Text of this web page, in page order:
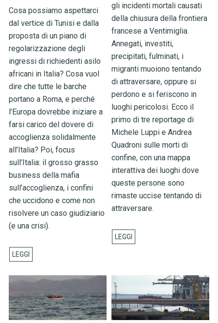
Cosa possiamo aspettarci
dal vertice di Tunisi e dalla
proposta di un piano di
regolarizzazione degli
ingressi di richiedenti asilo
africani in Italia? Cosa vuol
dire che tutte le barche
portano a Roma, e perché
l’Europa dovrebbe iniziare a
farsi carico del dovere di
accoglienza solidalmente
all’Italia? Poi, focus
sull’Italia: il grosso grasso
business della mafia
sull’accoglienza, i confini
che uccidono e come non
risolvere un caso giudiziario
(e una crisi).
gli incidenti mortali causati
della chiusura della frontiera
francese a Ventimiglia.
Annegati, investiti,
precipitati, fulminati, i
migranti muoiono tentando
di attraversare, oppure si
perdono e si feriscono in
luoghi pericolosi. Ecco il
primo di tre reportage di
Michele Luppi e Andrea
Quadroni sulle morti di
confine, con una mappa
interattiva dei luoghi dove
queste persone sono
rimaste uccise tentando di
attraversare.